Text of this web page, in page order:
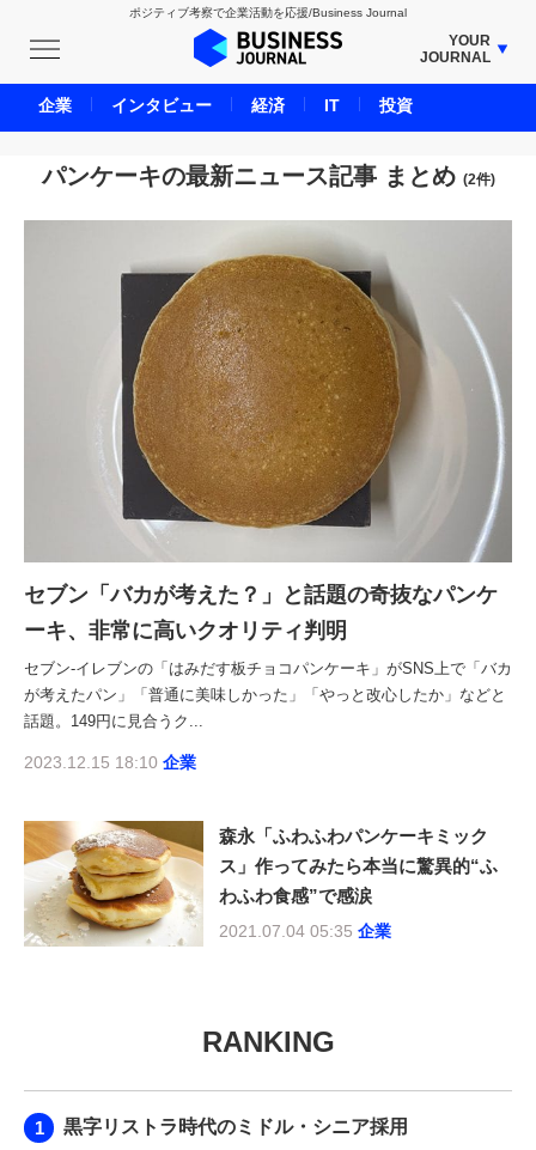
ポジティブ考察で企業活動を応援/Business Journal
YOUR
JOURNAL
BUSINESS JOURNAL
UNICORN JOURNAL
CARBON CREDITS JOURNAL
ENERGY MANAGEMENT JOURNAL
INBOUND JOURNAL
LIFE ENDING JOURNAL
AI JOURNAL
REAL ESTATE BROKERAGE JOURNAL
SMART MARKETING JOURNAL
BPaaS JOURNAL
ADOPTABLE DOG JOURNAL
パンケーキの最新ニュース記事 まとめ (2件)
セブン「バカが考えた？」と話題の奇抜なパンケ
ーキ、非常に高いクオリティ判明
セブン-イレブンの「はみだす板チョコパンケーキ」がSNS上で「バカ
が考えたパン」「普通に美味しかった」「やっと改心したか」などと
話題。149円に見合うク...
2023.12.15 18:10 企業
森永「ふわふわパンケーキミック
ス」作ってみたら本当に驚異的“ふ
わふわ食感”で感涙
2021.07.04 05:35 企業
RANKING
黒字リストラ時代のミドル・シニア採用
企業 インタビュー 経済 IT 投資